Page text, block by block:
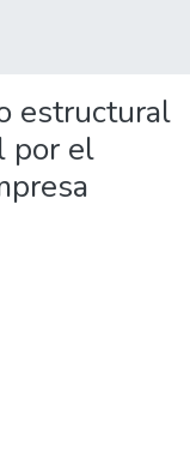
estructural
por el